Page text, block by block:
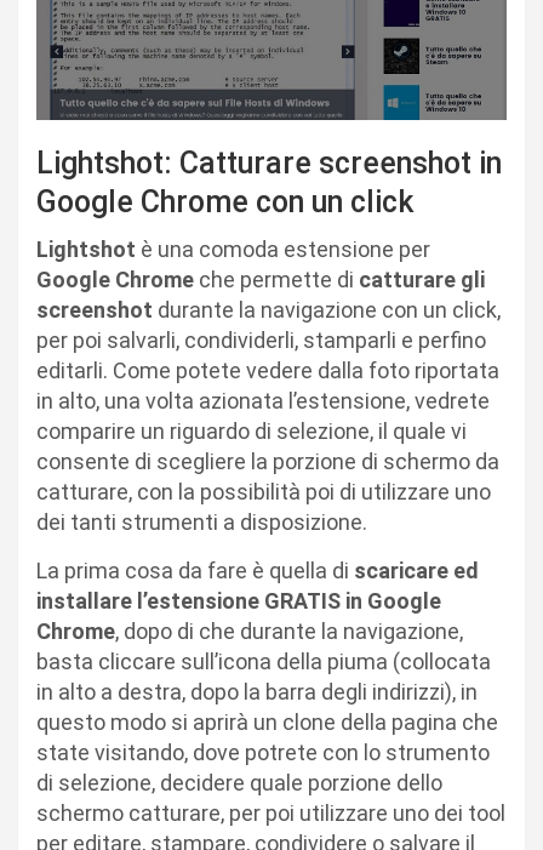
Lightshot: Catturare screenshot in
Google Chrome con un click
Lightshot è una comoda estensione per
Google Chrome che permette di catturare gli
screenshot durante la navigazione con un click,
per poi salvarli, condividerli, stamparli e perfino
editarli. Come potete vedere dalla foto riportata
in alto, una volta azionata l’estensione, vedrete
comparire un riguardo di selezione, il quale vi
consente di scegliere la porzione di schermo da
catturare, con la possibilità poi di utilizzare uno
dei tanti strumenti a disposizione.
La prima cosa da fare è quella di scaricare ed
installare l’estensione GRATIS in Google
Chrome, dopo di che durante la navigazione,
basta cliccare sull’icona della piuma (collocata
in alto a destra, dopo la barra degli indirizzi), in
questo modo si aprirà un clone della pagina che
state visitando, dove potrete con lo strumento
di selezione, decidere quale porzione dello
schermo catturare, per poi utilizzare uno dei tool
per editare, stampare, condividere o salvare il